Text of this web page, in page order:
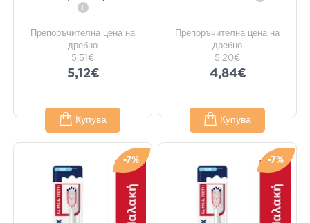
i
Препоръчителна цена на
дребно
5,51€
5,12€
Купува
Препоръчителна цена на
дребно
5,20€
4,84€
Купува
-7% -7%